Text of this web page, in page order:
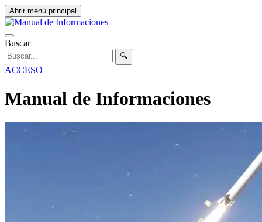
Abrir menú principal
Buscar
🔍
ACCESO
Manual de Informaciones